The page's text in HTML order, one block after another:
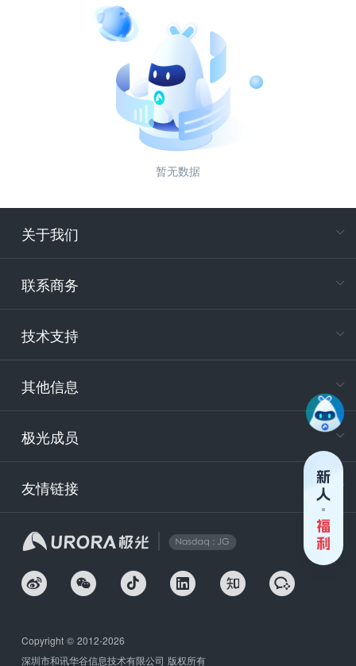
暂无数据
关于我们
联系商务
技术支持
其他信息
极光成员
友情链接
Copyright © 2012-2026
深圳市和讯华谷信息技术有限公司 版权所有
电
400-
技
安
企